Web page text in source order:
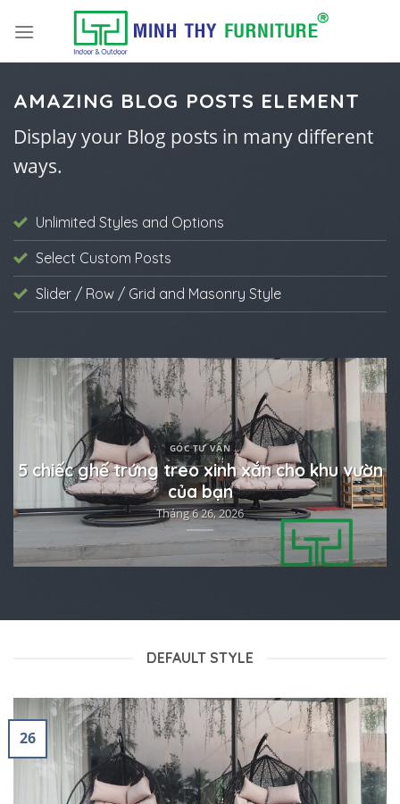
AMAZING BLOG POSTS ELEMENT
Display your Blog posts in many different
ways.
Unlimited Styles and Options
Select Custom Posts
Slider / Row / Grid and Masonry Style
GÓC TƯ VẤN
5 chiếc ghế trứng treo xinh xắn cho khu vườn
của bạn
Tháng 6 26, 2026
DEFAULT STYLE
26